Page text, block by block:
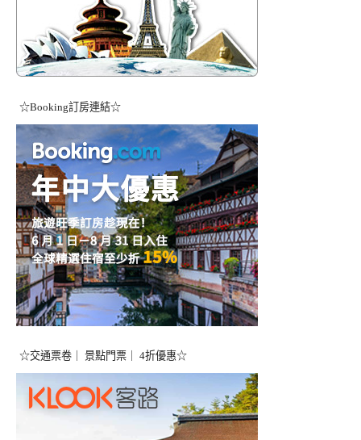
☆Booking訂房連結☆
☆交通票卷｜ 景點門票｜ 4折優惠☆